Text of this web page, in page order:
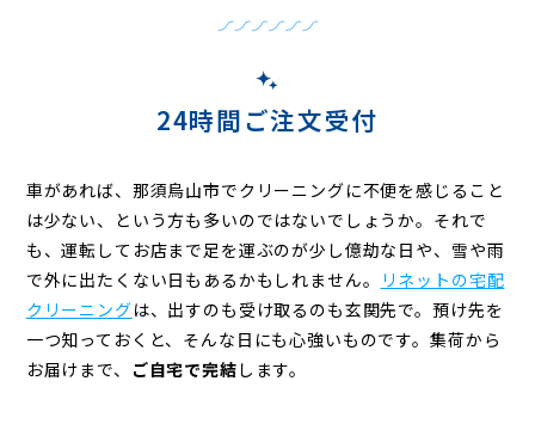
24時間ご注文受付
車があれば、那須烏山市でクリーニングに不便を感じること
は少ない、という方も多いのではないでしょうか。それで
も、運転してお店まで足を運ぶのが少し億劫な日や、雪や雨
で外に出たくない日もあるかもしれません。
リネットの宅配
クリーニングは、出すのも受け取るのも玄関先で。預け先を
一つ知っておくと、そんな日にも心強いものです。集荷から
お届けまで、 ご自宅で完結 します。